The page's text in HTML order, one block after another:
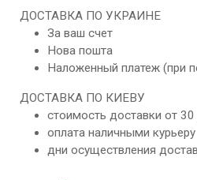
ДОСТАВКА ПО УКРАИНЕ
За ваш счет
Нова пошта
Наложенный платеж (при
ДОСТАВКА ПО КИЕВУ
стоимость доставки от
оплата наличными курьеру
дни осуществления